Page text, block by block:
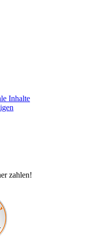
Inhalte
zahlen!